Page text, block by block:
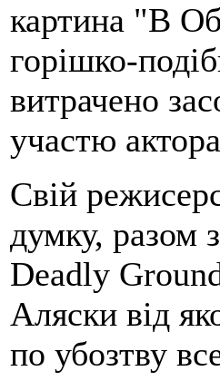
картина "В
горішко-
витрачено
участю
Свій
думку, разом
Deadly
Аляски від
по убозтву